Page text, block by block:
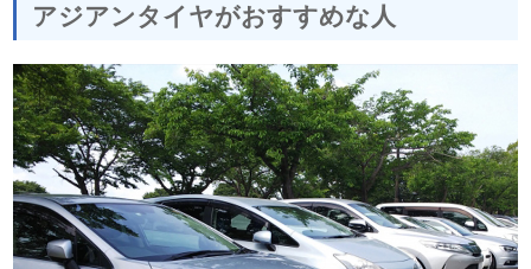
アジアンタイヤがおすすめな人